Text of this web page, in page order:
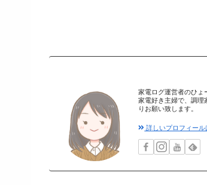
家電ログ運営者のひょ
家電好き主婦で、調理
りお願い致します。
詳しいプロフィール